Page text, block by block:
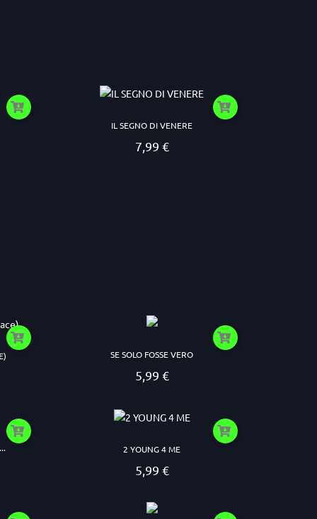
IL SEGNO DI VENERE
Prezzo
7,99 €
SE SOLO FOSSE VERO
Prezzo
5,99 €
2 YOUNG 4 ME
Prezzo
5,99 €